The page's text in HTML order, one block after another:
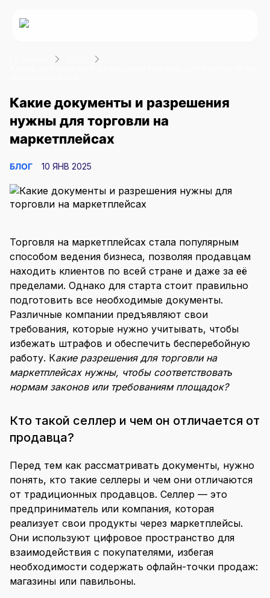
Статус
Статус резидента Сколково
Сопровождение Сколково
Включение в Реестр МТК
Минпромторг
Включение в Реестр
ИТ
Реестр российского ПО
Реестр ПАК
ИТ-аккредитация
Регистрация ПО в Роспатенте
Привлечение
финансирования
Привлечение инвестиций
Льготное кредитование
Отчетность по гранту ФСИ
Прочие услуги
Разработка ПО
Офсетные контракты
ГЧП-контракты
Блог
+7 (499) 460-06-09
Оставить заявку
Какие документы и разрешения
нужны для торговли на
маркетплейсах
БЛОГ 10 ЯНВ 2025
Торговля на маркетплейсах стала популярным
способом ведения бизнеса, позволяя продавцам
находить клиентов по всей стране и даже за её
пределами. Однако для старта стоит правильно
подготовить все необходимые документы.
Различные компании предъявляют свои
требования, которые нужно учитывать, чтобы
избежать штрафов и обеспечить бесперебойную
работу. Какие разрешения для торговли на
маркетплейсахнужны, чтобы соответствовать
нормам законов или требованиям площадок?
Кто такой селлер и чем он отличается от
продавца?
Перед тем как рассматривать документы, нужно
понять, кто такие селлеры и чем они отличаются
от традиционных продавцов. Селлер — это
предприниматель или компания, которая
реализует свои продукты через маркетплейсы.
Они используют цифровое пространство для
взаимодействия с покупателями, избегая
необходимости содержать офлайн-точки продаж:
магазины или павильоны.